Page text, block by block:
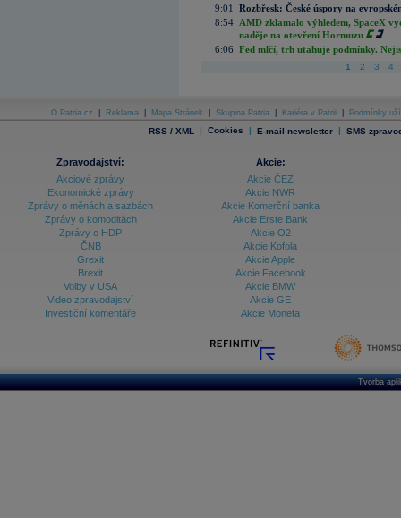
9:01
Rozbřesk: České úspory na
8:54 AMD zklamalo výhledem, SpaceX
naděje na otevření Hormuzu
6:06 Fed mlčí, trh utahuje podmínky.
1 2 3 4
O Patria.cz Reklama Mapa Stránek Skupina Patria Kariéra v Patrii Podmínky
RSS / XML | Cookies | E-mail newsletter | SMS
Zpravodajství:
Akciové zprávy
Ekonomické zprávy
Zprávy o měnách a sazbách
Zprávy o komoditách
Zprávy o HDP
ČNB
Grexit
Brexit
Volby v USA
Video zpravodajství
Investiční komentáře
Akcie:
Akcie ČEZ
Akcie NWR
Akcie Komerční banka
Akcie Erste Bank
Akcie O2
Akcie Kofola
Akcie Apple
Akcie Facebook
Akcie BMW
Akcie GE
Akcie Moneta
Tvorba